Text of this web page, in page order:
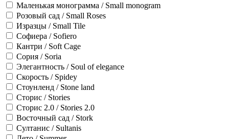
Маленькая монограмма / Small monogram
Розовый сад / Small Roses
Изразцы / Small Tile
Софиера / Sofiero
Кантри / Soft Cage
Сория / Soria
Элегантность / Soul of elegance
Скорость / Spidey
Стоунленд / Stone land
Сторис / Stories
Сторис 2.0 / Stories 2.0
Восточный сад / Stork
Султанис / Sultanis